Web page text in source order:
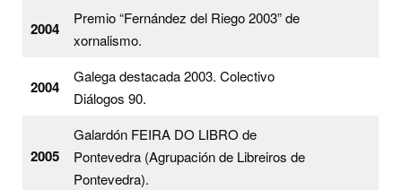
2004
Premio “Fernández del Riego 2003” de
xornalismo.
2004
Galega destacada 2003. Colectivo
Diálogos 90.
2005
Galardón FEIRA DO LIBRO de
Pontevedra (Agrupación de Libreiros de
Pontevedra).